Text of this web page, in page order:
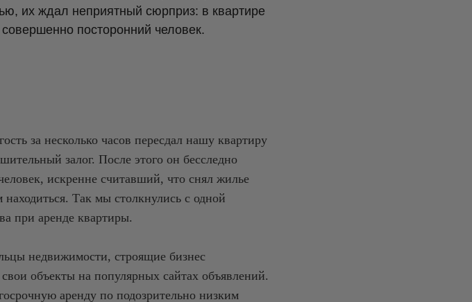
их ждал неприятный сюрприз: в квартире
посторонний человек.
за несколько часов пересдал нашу квартиру
залог. После этого он бесследно
искренне считавший, что снял жилье
Так мы столкнулись с одной
при аренде квартиры.
недвижимости, строящие бизнес
объекты на популярных сайтах объявлений.
аренду по подозрительно низким